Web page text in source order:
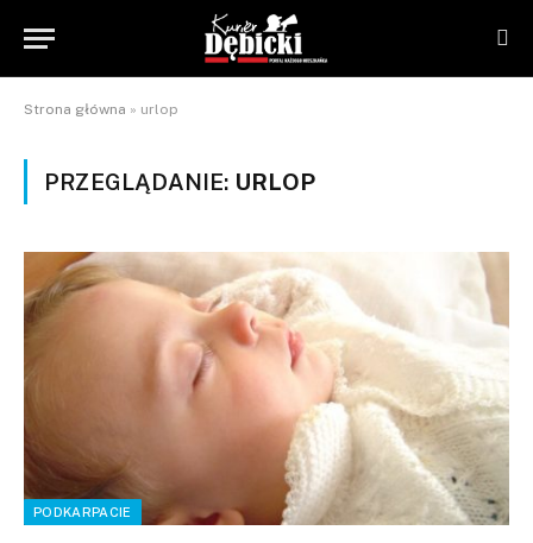
Strona główna » urlop
PRZEGLĄDANIE: URLOP
PODKARPACIE